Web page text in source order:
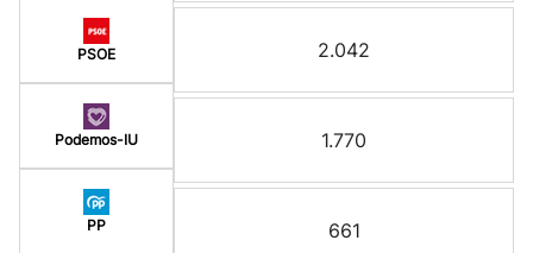
PSOE
Podemos-IU
PP
2.042
1.770
661